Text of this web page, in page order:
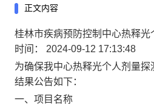
正文内容
桂林市疾病预防控制中心热释
时间： 2024-09-12 17:13:48
为确保我中心热释光个人剂量
结果公告如下：
一、项目名称